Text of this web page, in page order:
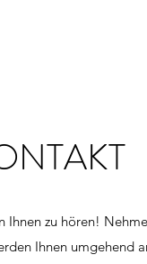
Ihnen zu hören!
Ihnen umgehend